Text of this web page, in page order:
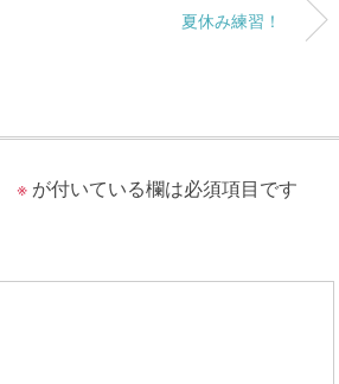
夏休み練習！
※ が付いている欄は必須項目です